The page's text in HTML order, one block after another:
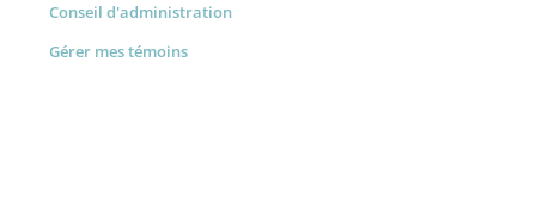
Conseil d'administration
Gérer mes témoins